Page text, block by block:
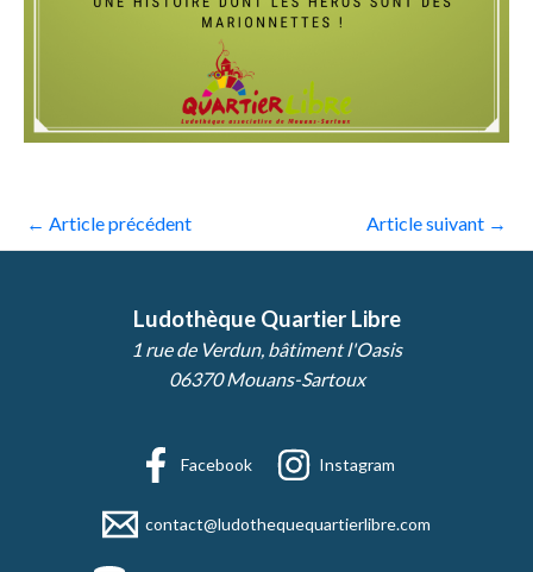
← Article précédent Article suivant →
Ludothèque Quartier Libre
1 rue de Verdun, bâtiment l'Oasis
06370 Mouans-Sartoux
Facebook Instagram
contact@ludothequequartierlibre.com